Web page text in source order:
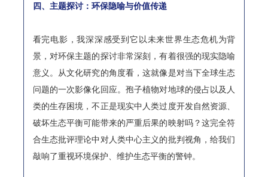
四、主题探讨：环保隐喻与价值传递
看完电影，我深深感受到它以未来世界生态危机为背
景，对环保主题的探讨非常深刻，有着很强的现实隐喻
意义。从文化研究的角度看，这就像是对当下全球生态
问题的一次影像化回应。孢子植物对地球的侵占以及人
类的生存困境，不正是现实中人类过度开发自然资源、
破坏生态平衡可能带来的严重后果的映射吗？这完全符
合生态批评理论中对人类中心主义的批判视角，给我们
敲响了重视环境保护、维护生态平衡的警钟。